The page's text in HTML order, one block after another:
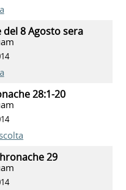
del 8 Agosto sera
28:1-20
29